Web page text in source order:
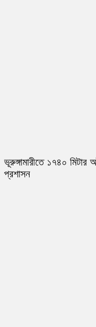
ভূরুঙ্গামারীতে ১৭৪০ মিটার
প্রশাসন